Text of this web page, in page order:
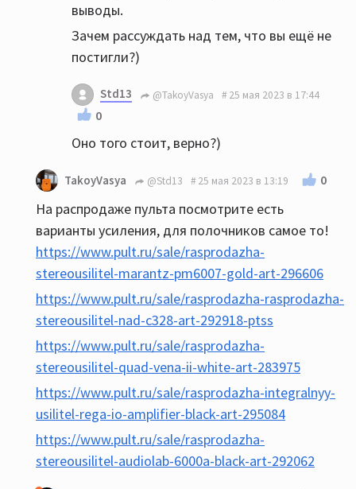
выводы.
Зачем рассуждать над тем, что вы ещё не
постигли?)
Std13 @TakoyVasya 25 мая 2023 в 17:44
0
Оно того стоит, верно?)
TakoyVasya @Std13 25 мая 2023 в 13:19 0
На распродаже пульта посмотрите есть
варианты усиления, для полочников самое то!
https://www.pult.ru/sale/rasprodazha-
stereousilitel-marantz-pm6007-gold-art-296606
https://www.pult.ru/sale/rasprodazha-rasprodazha-
stereousilitel-nad-c328-art-292918-ptss
https://www.pult.ru/sale/rasprodazha-
stereousilitel-quad-vena-ii-white-art-283975
https://www.pult.ru/sale/rasprodazha-integralnyy-
usilitel-rega-io-amplifier-black-art-295084
https://www.pult.ru/sale/rasprodazha-
stereousilitel-audiolab-6000a-black-art-292062